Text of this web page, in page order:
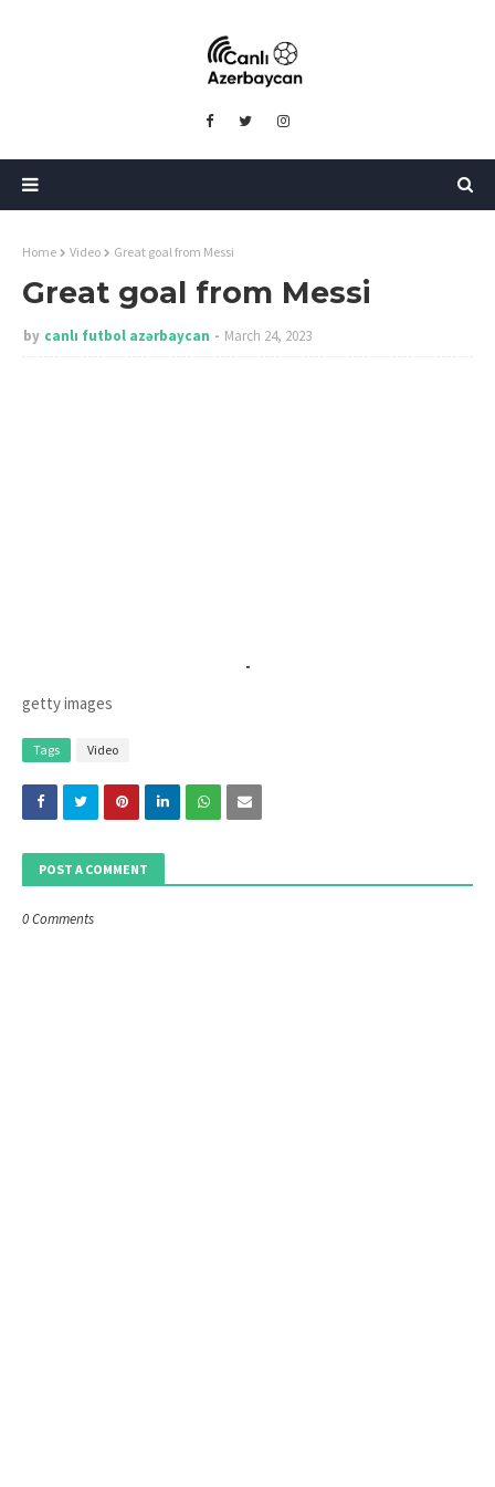
Home Video Great goal from Messi
Great goal from Messi
by canlı futbol azərbaycan March 24, 2023
getty images
Tags Video
POST A COMMENT
0 Comments